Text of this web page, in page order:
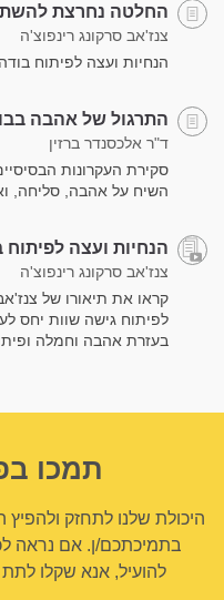
החלטה נחרצת
צנז'אב סרקונג רינפוצ'ה
הנחיות ועצה לפיתוח
התרגול של אהבה
ד"ר אלכסנדר ברזין
סקירת העקרונות
השיח על אהבה, סליחה,
הנחיות ועצה לפיתוח
צנז'אב סרקונג רינפוצ'ה
קראו את תיאורו של
לפיתוח גישה שוות יחס
בעזרת אהבה וחמלה
תמכו
היכולת שלנו לתחזק
בתמיכתכם/ן. אם נראה
להועיל, אנא שקלו